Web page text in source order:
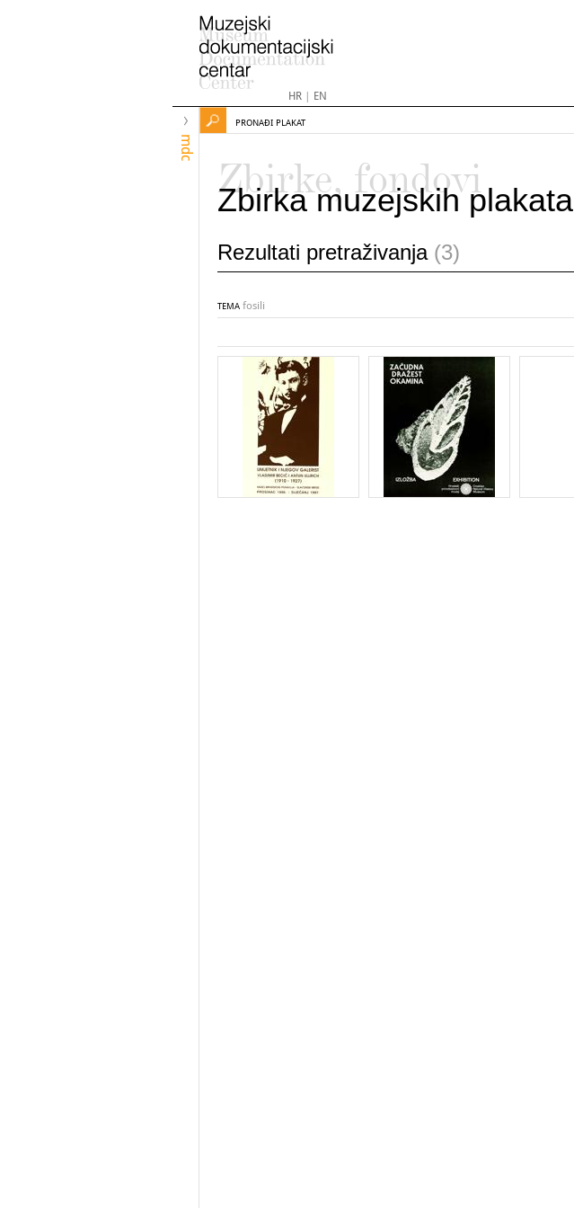
HR| EN
mdc
PRONAĐI PLAKAT
Zbirke, fondovi
Zbirka muzejskih plakata
Rezultati pretraživanja (3)
TEMA fosili